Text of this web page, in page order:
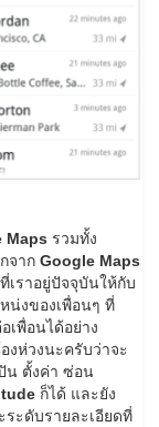
Maps รวมทั้ง
จาก Google Maps
เราอยู่ปัจจุบันให้กับ
น่งของเพื่อนๆ ที่
เพื่อนได้อย่าง
งห่วงนะครับว่าจะ
น ตั้งค่า ซ่อน
ก็ได้ และยัง
ะดับรายละเอียดที่